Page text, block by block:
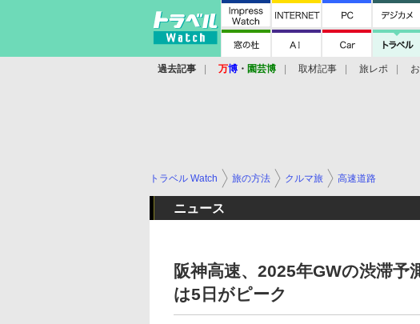
過去記事 万博 ・ 園芸博 取材記事 旅レポ
トラベル Watch 旅の方法 クルマ旅 高速道路
ニュース
阪神高速、2025年GWの渋滞予
は5日がピーク